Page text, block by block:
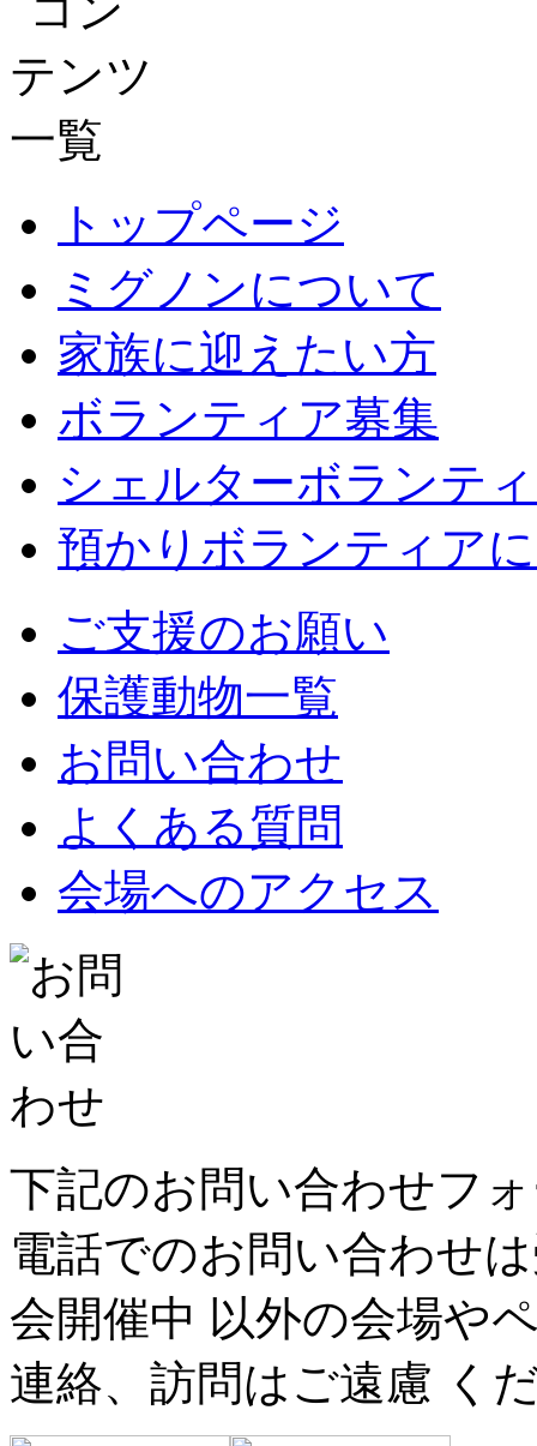
トップページ
ミグノンについて
家族に迎えたい方
ボランティア募集
シェルターボランテ
預かりボランティア
ご支援のお願い
保護動物一覧
お問い合わせ
よくある質問
会場へのアクセス
下記のお問い合わせフ
電話でのお問い合わせ
会開催中 以外の会場や
連絡、訪問はご遠慮 く